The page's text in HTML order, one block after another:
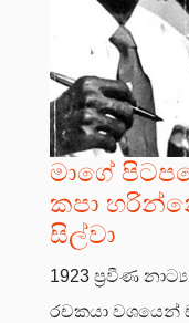
මාගේ
කපා
සිල්වා
1923 ප්‍රවීණ
රචකයා වශයෙන්